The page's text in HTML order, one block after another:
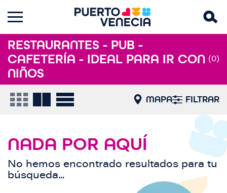
RESTAURANTES - PUB -
CAFETERÍA - IDEAL PARA IR CON
NIÑOS
(0)
MAPA FILTRAR
NADA POR AQUÍ
No hemos encontrado resultados para tu
búsqueda...